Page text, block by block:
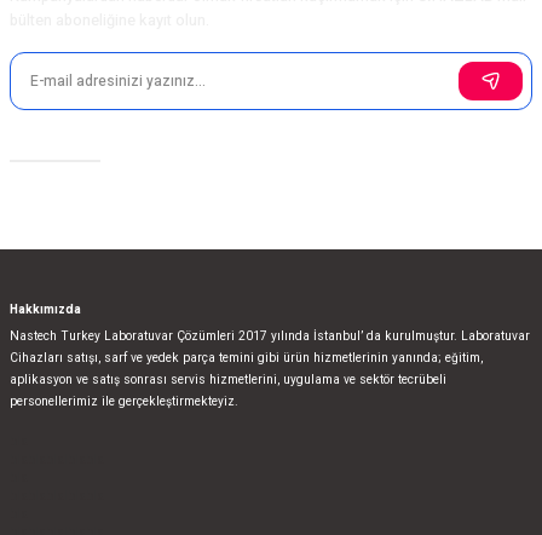
Hakkımızda
Nastech Turkey Laboratuvar Çözümleri 2017 yılında İstanbul’ da kurulmuştur. Laboratuvar
Cihazları satışı, sarf ve yedek parça temini gibi ürün hizmetlerinin yanında; eğitim,
aplikasyon ve satış sonrası servis hizmetlerini, uygulama ve sektör tecrübeli
personellerimiz ile gerçekleştirmekteyiz.